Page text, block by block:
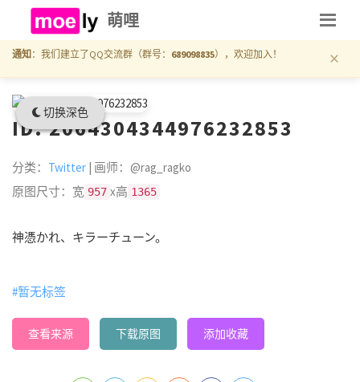
切换深色
萌哩
通知 ：我们建立了QQ交流群（群号： 689098835），欢迎加入！ ×
ID: 2064304344976232853
分类： Twitter | 画师：@rag_ragko
原图尺寸：宽 957 x高 1365
神憑かれ、キラーチューン。
#暂无标签
查看来源 下载原图 添加收藏